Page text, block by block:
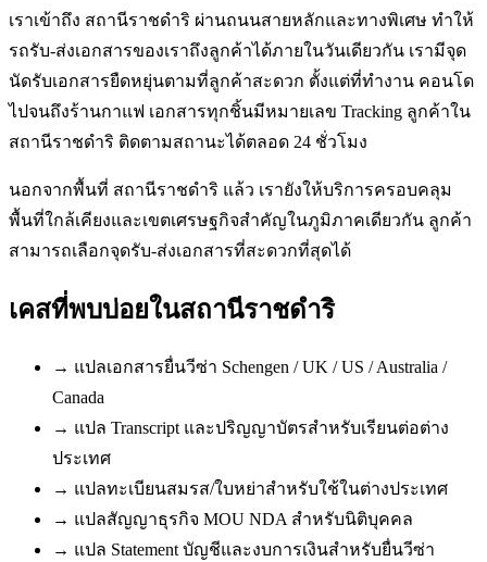
เราเข้าถึง สถานีราชดำริ ผ่านถนนสายหลักและทางพิเศษ ทำให้
รถรับ-ส่งเอกสารของเราถึงลูกค้าได้ภายในวันเดียวกัน เรามีจุด
นัดรับเอกสารยืดหยุ่นตามที่ลูกค้าสะดวก ตั้งแต่ที่ทำงาน คอนโด
ไปจนถึงร้านกาแฟ เอกสารทุกชิ้นมีหมายเลข Tracking ลูกค้าใน
สถานีราชดำริ ติดตามสถานะได้ตลอด 24 ชั่วโมง
นอกจากพื้นที่ สถานีราชดำริ แล้ว เรายังให้บริการครอบคลุม
พื้นที่ใกล้เคียงและเขตเศรษฐกิจสำคัญในภูมิภาคเดียวกัน ลูกค้า
สามารถเลือกจุดรับ-ส่งเอกสารที่สะดวกที่สุดได้
เคสที่พบบ่อยในสถานีราชดำริ
→ แปลเอกสารยื่นวีซ่า Schengen / UK / US / Australia /
Canada
→ แปล Transcript และปริญญาบัตรสำหรับเรียนต่อต่าง
ประเทศ
→ แปลทะเบียนสมรส/ใบหย่าสำหรับใช้ในต่างประเทศ
→ แปลสัญญาธุรกิจ MOU NDA สำหรับนิติบุคคล
→ แปล Statement บัญชีและงบการเงินสำหรับยื่นวีซ่า